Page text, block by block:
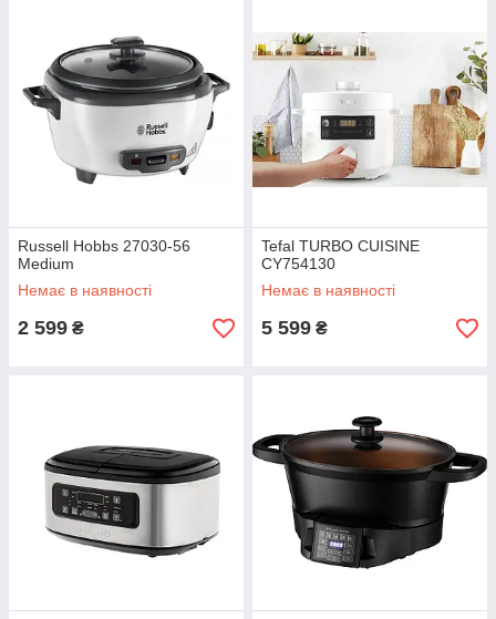
Russell Hobbs 27030-56
Medium
Немає в наявності
2 599 ₴
Tefal TURBO CUISINE
CY754130
Немає в наявності
5 599 ₴